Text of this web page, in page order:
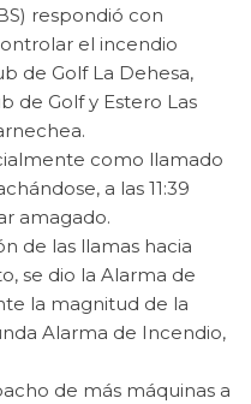
respondió con
el incendio
de Golf La Dehesa,
de Golf y Estero Las
como llamado
a las 11:39
amagado.
de las llamas hacia
se dio la Alarma de
la magnitud de la
Alarma de Incendio,
de más máquinas a